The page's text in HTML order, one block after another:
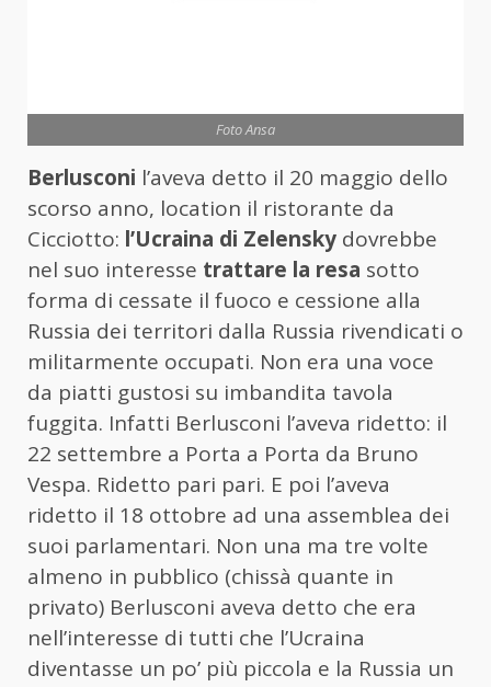
Foto Ansa
Berlusconi l’aveva detto il 20 maggio dello
scorso anno, location il ristorante da
Cicciotto: l’Ucraina di Zelensky dovrebbe
nel suo interesse trattare la resa sotto
forma di cessate il fuoco e cessione alla
Russia dei territori dalla Russia rivendicati o
militarmente occupati. Non era una voce
da piatti gustosi su imbandita tavola
fuggita. Infatti Berlusconi l’aveva ridetto: il
22 settembre a Porta a Porta da Bruno
Vespa. Ridetto pari pari. E poi l’aveva
ridetto il 18 ottobre ad una assemblea dei
suoi parlamentari. Non una ma tre volte
almeno in pubblico (chissà quante in
privato) Berlusconi aveva detto che era
nell’interesse di tutti che l’Ucraina
diventasse un po’ più piccola e la Russia un